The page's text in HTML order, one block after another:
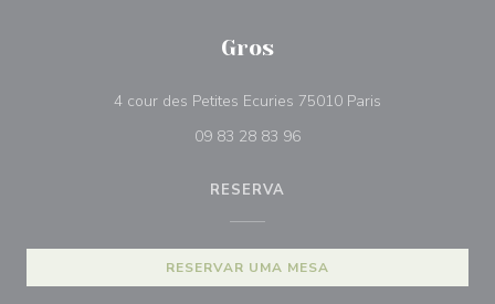
Gros
4 cour des Petites Ecuries 75010 Paris
09 83 28 83 96
RESERVA
RESERVAR UMA MESA